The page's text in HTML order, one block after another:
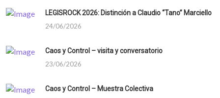
LEGISROCK 2026: Distinción a Claudio “Tano” Marciello
24/06/2026
Caos y Control – visita y conversatorio
23/06/2026
Caos y Control – Muestra Colectiva